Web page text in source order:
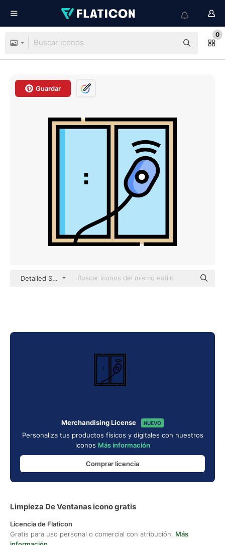
0
Guardar
Detailed Straight Lineal color
Merchandising License NUEVO
Personaliza tus productos físicos y digitales con nuestros
iconos Más información
Comprar licencia
Limpieza De Ventanas icono gratis
Licencia de Flaticon
Gratis para uso personal o comercial con atribución. Más